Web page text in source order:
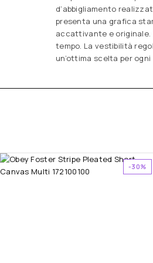
d’abbigliamento
presenta una grafica
accattivante e originale.
tempo. La vestibilità
un’ottima scelta per
-30%